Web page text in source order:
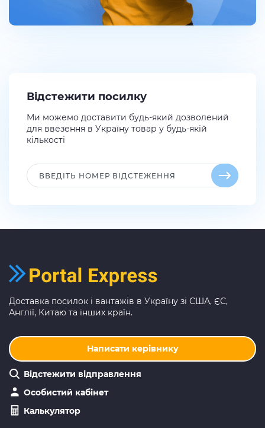
Відстежити посилку
Ми можемо доставити будь-який дозволений
для ввезення в Україну товар у будь-якій
кількості
Доставка посилок і вантажів в Україну зі США, ЄС,
Англії, Китаю та інших країн.
Написати керівнику
Відстежити відправлення
Особистий кабінет
Калькулятор